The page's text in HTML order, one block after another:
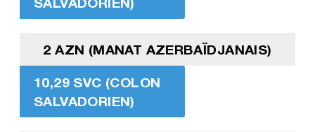
2 AZN (MANAT AZERBAÏDJANAIS)
10,29 SVC (COLON
SALVADORIEN)